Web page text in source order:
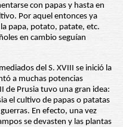
con papas y hasta en
Por aquel entonces ya
papa, potato, patate, etc.
en cambio seguían
del S. XVIII se inició la
a muchas potencias
de Prusia tuvo una gran idea:
el cultivo de papas o patatas
En efecto, una vez
se devasten y las plantas